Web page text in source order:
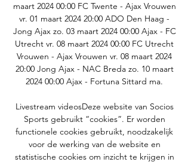
maart 2024 00:00 FC Twente - Ajax Vrouwen
vr. 01 maart 2024 20:00 ADO Den Haag -
Jong Ajax zo. 03 maart 2024 00:00 Ajax - FC
Utrecht vr. 08 maart 2024 00:00 FC Utrecht
Vrouwen - Ajax Vrouwen vr. 08 maart 2024
20:00 Jong Ajax - NAC Breda zo. 10 maart
2024 00:00 Ajax - Fortuna Sittard ma.
Livestream videosDeze website van Socios
Sports gebruikt “cookies”. Er worden
functionele cookies gebruikt, noodzakelijk
voor de werking van de website en
statistische cookies om inzicht te krijgen in